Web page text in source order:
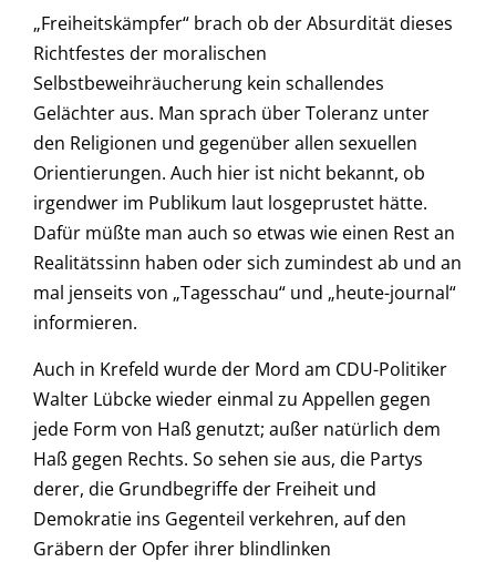
„Freiheitskämpfer“ brach ob der Absurdität dieses
Richtfestes der moralischen
Selbstbeweihräucherung kein schallendes
Gelächter aus. Man sprach über Toleranz unter
den Religionen und gegenüber allen sexuellen
Orientierungen. Auch hier ist nicht bekannt, ob
irgendwer im Publikum laut losgeprustet hätte.
Dafür müßte man auch so etwas wie einen Rest an
Realitätssinn haben oder sich zumindest ab und an
mal jenseits von „Tagesschau“ und „heute-journal“
informieren.
Auch in Krefeld wurde der Mord am CDU-Politiker
Walter Lübcke wieder einmal zu Appellen gegen
jede Form von Haß genutzt; außer natürlich dem
Haß gegen Rechts. So sehen sie aus, die Partys
derer, die Grundbegriffe der Freiheit und
Demokratie ins Gegenteil verkehren, auf den
Gräbern der Opfer ihrer blindlinken